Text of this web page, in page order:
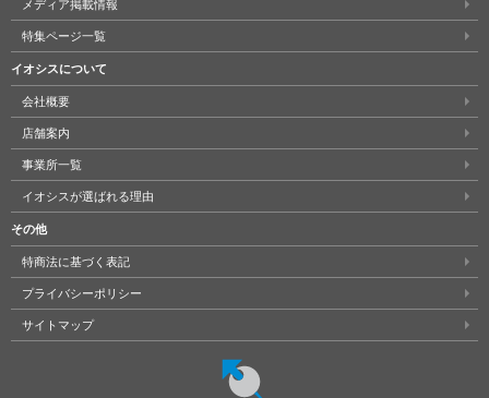
メディア掲載情報
特集ページ一覧
イオシスについて
会社概要
店舗案内
事業所一覧
イオシスが選ばれる理由
その他
特商法に基づく表記
プライバシーポリシー
サイトマップ